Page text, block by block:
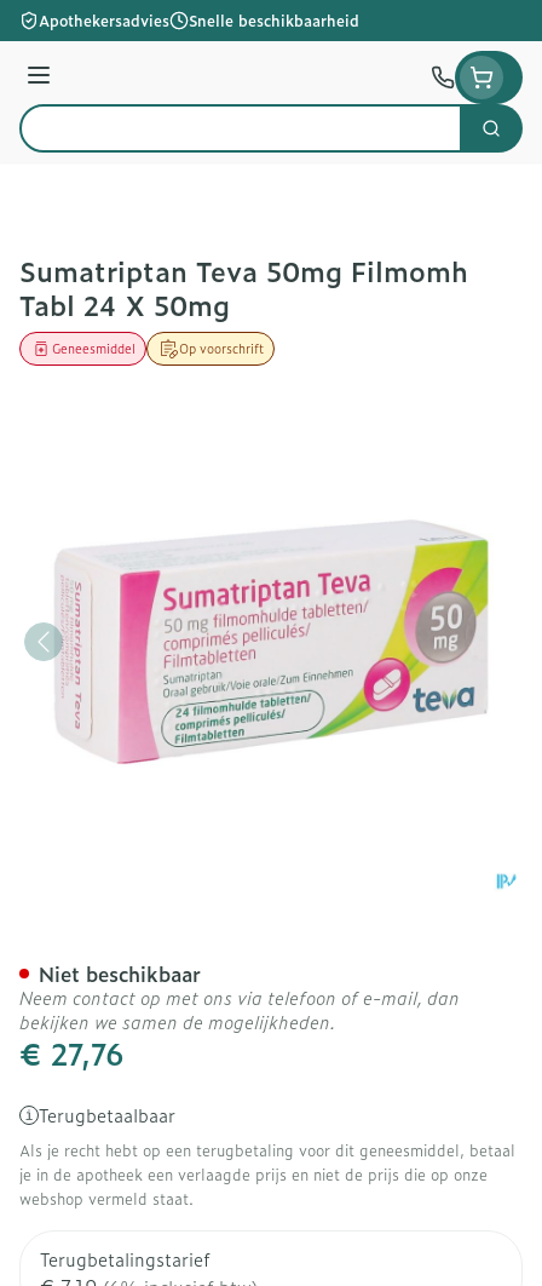
Ga naar de inhoud
Apothekersadvies Snelle beschikbaarheid
Menu
Product, merk, categorie...
Zoek
Sumatriptan Teva 50mg Filmomh
Tabl 24 X 50mg
Op voorschrift
Geneesmiddel
€ 27,76
Terugbetaalbaar
Als je recht hebt op een terugbetaling voor dit geneesmiddel, betaal
je in de apotheek een verlaagde prijs en niet de prijs die op onze
webshop vermeld staat.
Terugbetalingstarief
Niet beschikbaar
Neem contact op met ons via telefoon of e-mail, dan
bekijken we samen de mogelijkheden.